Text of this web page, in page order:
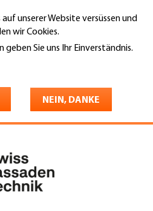
unserer Website versüssen und
wir Cookies.
Sie uns Ihr Einverständnis.
NEIN, DANKE
Technik